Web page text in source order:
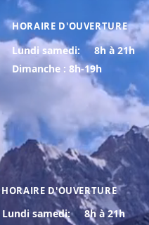
HORAIRE D'OUVERTURE
Lundi samedi:
8h à 21h
Dimanche : 8h-19h
HORAIRE D'OUVERTURE
Lundi samedi: 8h à 21h